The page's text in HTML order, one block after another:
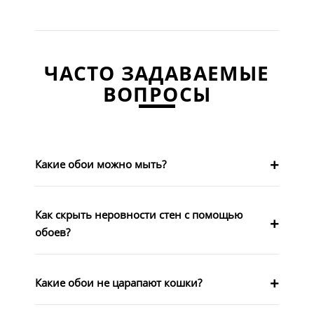
ЧАСТО ЗАДАВАЕМЫЕ
ВОПРОСЫ
Какие обои можно мыть?
Как скрыть неровности стен с помощью
обоев?
Какие обои не царапают кошки?